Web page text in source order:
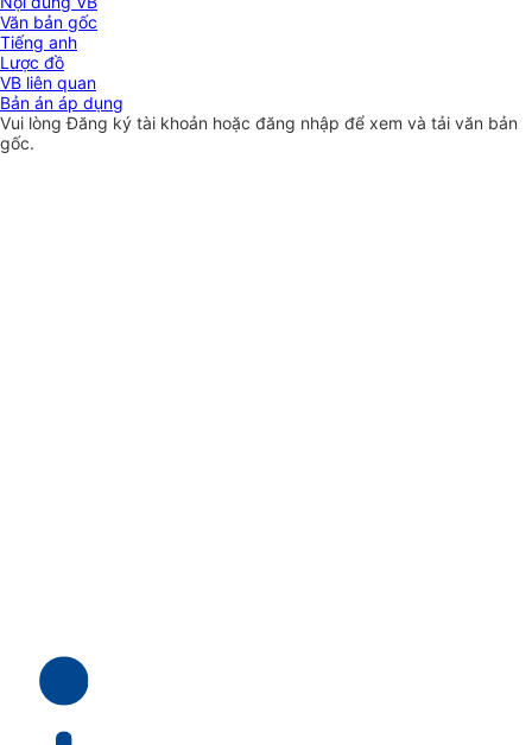
Văn bản gốc
Tiếng anh
Lược đồ
VB liên quan
Bản án áp dụng
Vui lòngĐăng ký tài khoản hoặc đăng nhập để xem và tải văn bản
gốc.